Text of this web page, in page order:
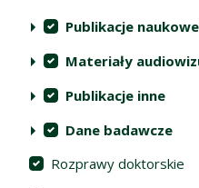
Publikacje naukowe
Materiały
Publikacje inne
Dane badawcze
Rozprawy doktorskie